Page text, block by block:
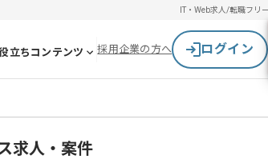
IT・Web求人/転職フリ
立ちコンテンツ 採用企業の方へ ログイン
求人・案件